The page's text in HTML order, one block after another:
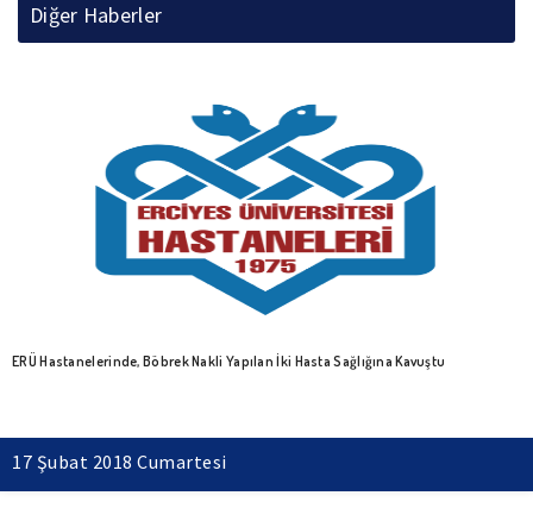
Diğer Haberler
ERÜ Hastanelerinde, Böbrek Nakli Yapılan İki Hasta Sağlığına Kavuştu
17 Şubat 2018 Cumartesi